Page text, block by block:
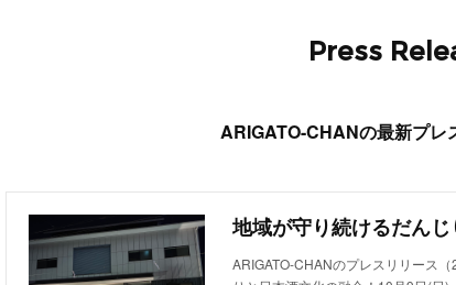
Press
ARIGATO-CHANの最新プレ
ARIGATO-CHANのプレスリリース